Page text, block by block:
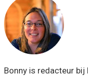
Bonny is redacteur